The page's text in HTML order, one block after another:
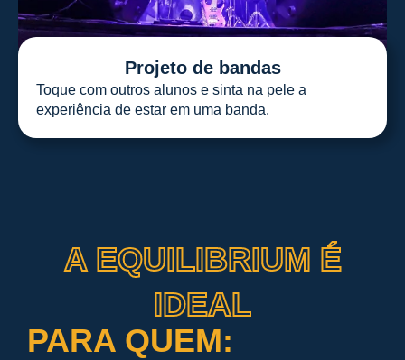
Projeto de bandas
Toque com outros alunos e sinta na pele a
experiência de estar em uma banda.
A EQUILIBRIUM É
IDEAL
PARA QUEM: